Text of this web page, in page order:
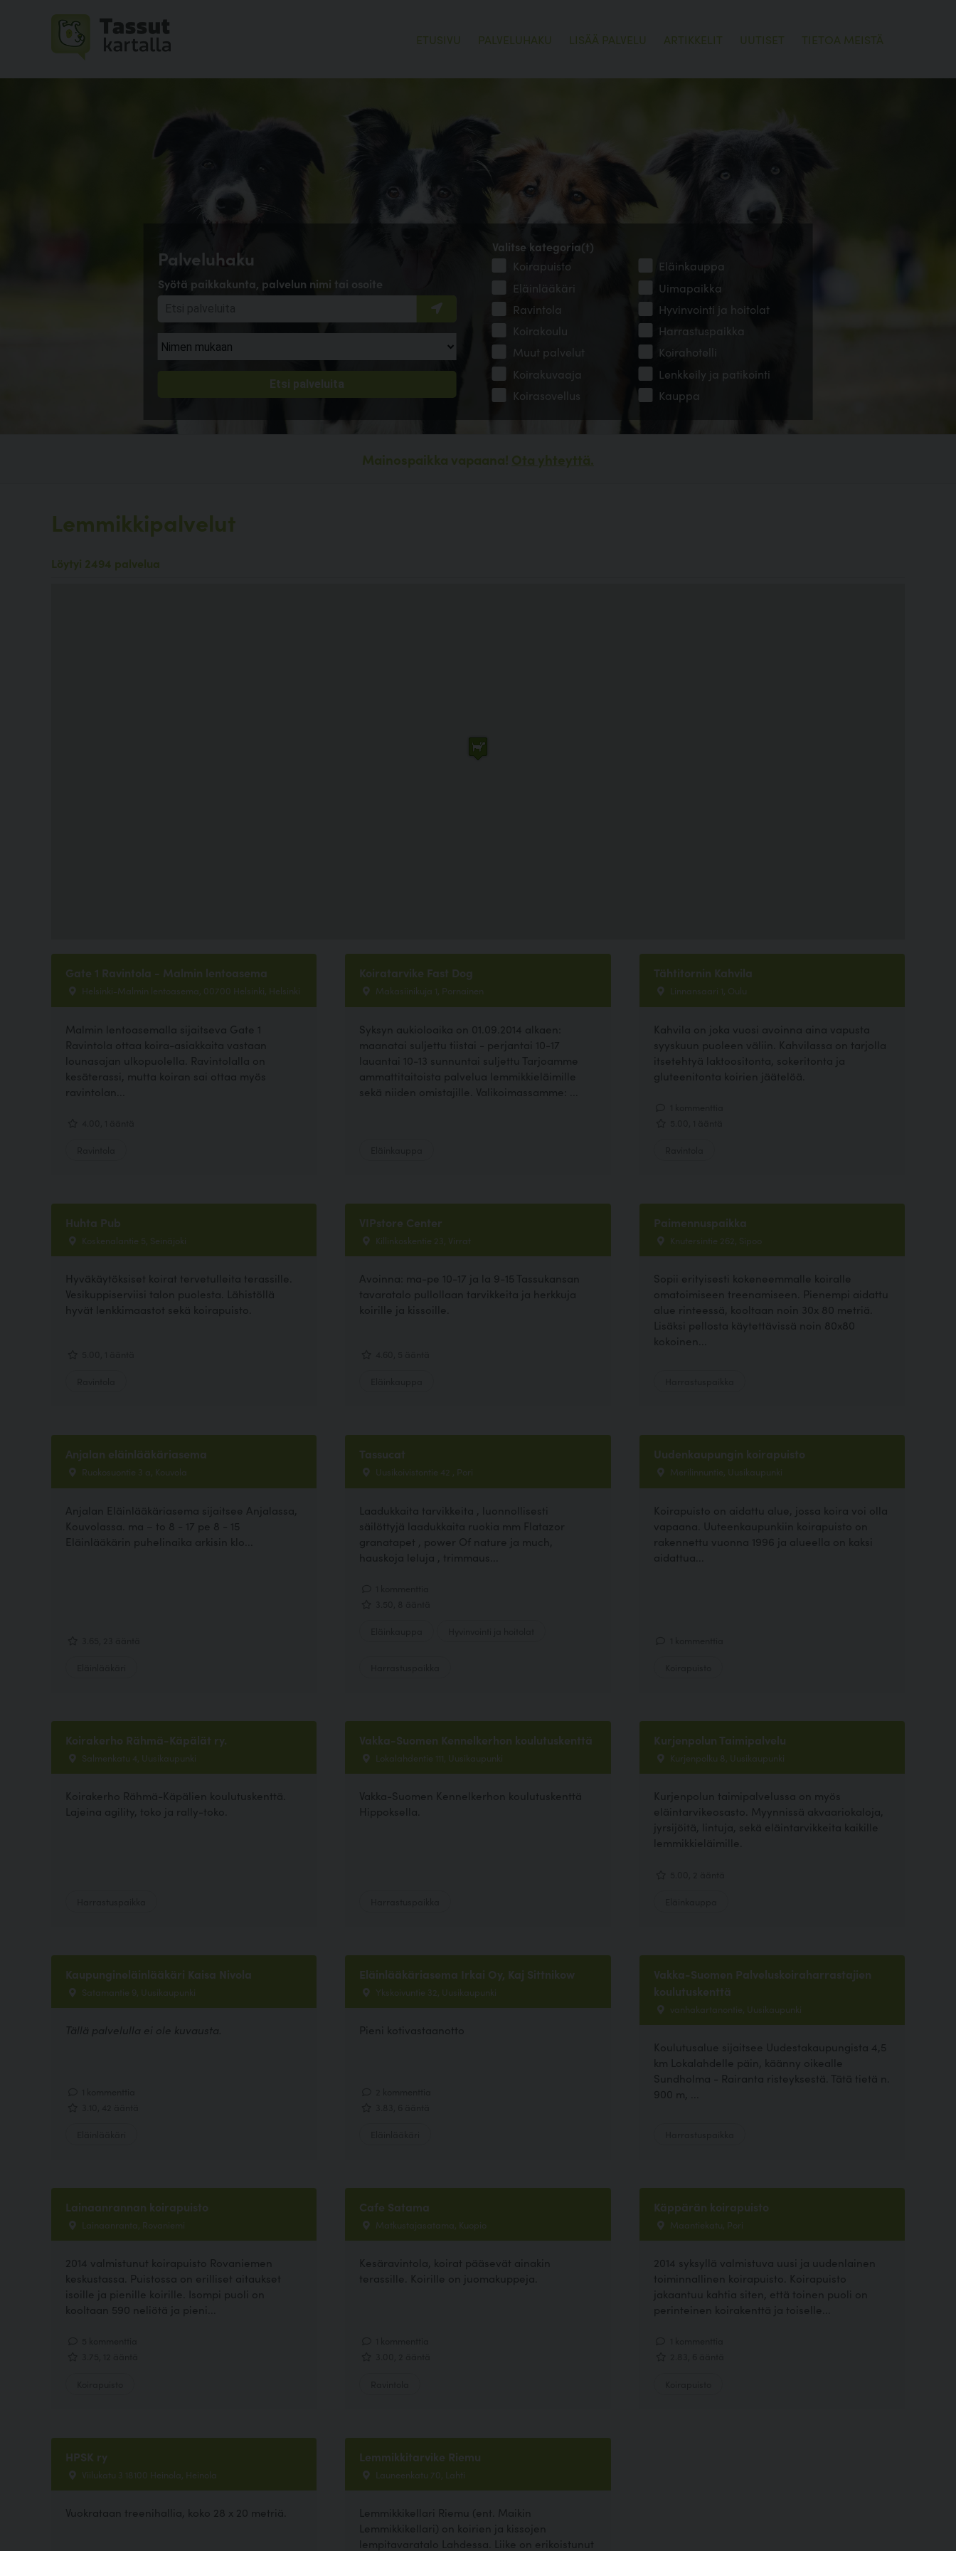
ETUSIVU PALVELUHAKU LISÄÄ PALVELU ARTIKKELIT UUTISET TIETOA MEISTÄ
Palveluhaku
Syötä paikkakunta, palvelun nimi tai osoite
Valitse kategoria(t)
Koirapuisto
Eläinkauppa
Eläinlääkäri
Uimapaikka
Ravintola
Hyvinvointi ja hoitolat
Koirakoulu
Harrastuspaikka
Muut palvelut
Koirahotelli
Koirakuvaaja
Lenkkeily ja patikointi
Koirasovellus
Kauppa
Mainospaikka vapaana! Ota yhteyttä.
Lemmikkipalvelut
Löytyi 2494 palvelua
Gate 1 Ravintola - Malmin lentoasema
Helsinki-Malmin lentoasema, 00700 Helsinki, Helsinki
Malmin lentoasemalla sijaitseva Gate 1
Ravintola ottaa koira-asiakkaita vastaan
lounasajan ulkopuolella. Ravintolalla on
kesäterassi, mutta koiran sai ottaa myös
ravintolan...
Koiratarvike Fast Dog
Makasiinikuja 1, Pornainen
Syksyn aukioloaika on 01.09.2014 alkaen:
maanatai suljettu tiistai - perjantai 10-17
lauantai 10-13 sunnuntai suljettu Tarjoamme
ammattitaitoista palvelua lemmikkieläimille
sekä niiden omistajille. Valikoimassamme: ...
Tähtitornin Kahvila
Linnansaari 1, Oulu
Kahvila on joka vuosi avoinna aina vapusta
syyskuun puoleen väliin. Kahvilassa on tarjolla
itsetehtyä laktoositonta, sokeritonta ja
gluteenitonta koirien jäätelöä.
Huhta Pub
Koskenalantie 5, Seinäjoki
Hyväkäytöksiset koirat tervetulleita terassille.
Vesikuppiserviisi talon puolesta. Lähistöllä
hyvät lenkkimaastot sekä koirapuisto.
VIPstore Center
Killinkoskentie 23, Virrat
Avoinna: ma-pe 10-17 ja la 9-15 Tassukansan
tavaratalo pullollaan tarvikkeita ja herkkuja
koirille ja kissoille.
Paimennuspaikka
Knutersintie 262, Sipoo
Sopii erityisesti kokeneemmalle koiralle
omatoimiseen treenamiseen. Pienempi aidattu
alue rinteessä, kooltaan noin 30x 80 metriä.
Lisäksi pellosta käytettävissä noin 80x80
kokoinen...
Anjalan eläinlääkäriasema
Ruokosuontie 3 a, Kouvola
Anjalan Eläinlääkäriasema sijaitsee Anjalassa,
Kouvolassa. ma – to 8 - 17 pe 8 - 15
Eläinlääkärin puhelinaika arkisin klo...
Tassucat
Uusikoivistontie 42 , Pori
Laadukkaita tarvikkeita , luonnollisesti
säilöttyjä laadukkaita ruokia mm Flatazor
granatapet , power Of nature ja much,
hauskoja leluja , trimmaus...
Uudenkaupungin koirapuisto
Merilinnuntie, Uusikaupunki
Koirapuisto on aidattu alue, jossa koira voi olla
vapaana. Uuteenkaupunkiin koirapuisto on
rakennettu vuonna 1996 ja alueella on kaksi
aidattua...
Koirakerho Rähmä-Käpälät ry.
Salmenkatu 4, Uusikaupunki
Koirakerho Rähmä-Käpälien koulutuskenttä.
Lajeina agility, toko ja rally-toko.
Vakka-Suomen Kennelkerhon koulutuskenttä
Lokalahdentie 111, Uusikaupunki
Vakka-Suomen Kennelkerhon koulutuskenttä
Hippoksella.
Kurjenpolun Taimipalvelu
Kurjenpolku 8, Uusikaupunki
Kurjenpolun taimipalvelussa on myös
eläintarvikeosasto. Myynnissä akvaariokaloja,
jyrsijöitä, lintuja, sekä eläintarvikkeita kaikille
lemmikkieläimille.
Kaupungineläinlääkäri Kaisa Nivola
Satamantie 9, Uusikaupunki
Tällä palvelulla ei ole kuvausta.
Eläinlääkäriasema Irkai Oy, Kaj Sittnikow
Ykskoivuntie 32, Uusikaupunki
Pieni kotivastaanotto
Vakka-Suomen Palveluskoiraharrastajien
koulutuskenttä
vanhakartanontie, Uusikaupunki
Koulutusalue sijaitsee Uudestakaupungista 4,5
km Lokalahdelle päin, käänny oikealle
Sundholma - Rairanta risteyksestä. Tätä tietä n.
900 m, ...
Lainaanrannan koirapuisto
Lainaanranta, Rovaniemi
2014 valmistunut koirapuisto Rovaniemen
keskustassa. Puistossa on erilliset aitaukset
isoille ja pienille koirille. Isompi puoli on
kooltaan 590 neliötä ja pieni...
Cafe Satama
Matkustajasatama, Kuopio
Kesäravintola, koirat pääsevät ainakin
terassille. Koirille on juomakuppeja.
Käppärän koirapuisto
Maantiekatu, Pori
2014 syksyllä valmistuva uusi ja uudenlainen
toiminnallinen koirapuisto. Koirapuisto
jakaantuu kahtia siten, että toinen puoli on
perinteinen koirakenttä ja toiselle...
HPSK ry
Viilukatu 3 18100 Heinola, Heinola
Vuokrataan treenihallia, koko 28 x 20 metriä.
Lemmikkitarvike Riemu
Launeenkatu 70, Lahti
Lemmikkikellari Riemu (ent. Maikin
Lemmikkikellari) on koirien ja kissojen
lempitavaratalo Lahdessa. Liike on erikoistunut